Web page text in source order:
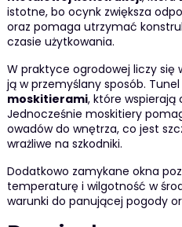
istotne, bo ocynk zwiększa
oraz pomaga utrzymać
czasie użytkowania.
W praktyce ogrodowej liczy się
ją w przemyślany sposób.
moskitierami, które wspierają
Jednocześnie moskitiery
owadów do wnętrza, co jest
wrażliwe na szkodniki.
Dodatkowo zamykane okna
temperaturę i wilgotność w
warunki do panującej pogody